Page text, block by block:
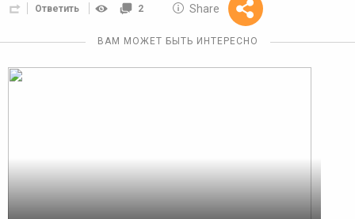
Ответить 2 Share
Reward
10 GOLOS
ВАМ МОЖЕТ БЫТЬ ИНТЕРЕСНО